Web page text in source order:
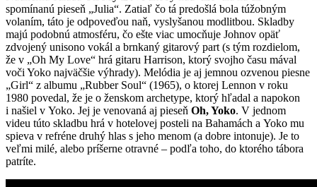
spomínanú pieseň „Julia“. Zatiaľ čo tá predošlá bola túžobným
volaním, táto je odpoveďou naň, vyslyšanou modlitbou. Skladby
majú podobnú atmosféru, čo ešte viac umocňuje Johnov opäť
zdvojený unisono vokál a brnkaný gitarový part (s tým rozdielom,
že v „Oh My Love“ hrá gitaru Harrison, ktorý svojho času mával
voči Yoko najväčšie výhrady). Melódia je aj jemnou ozvenou piesne
„Girl“ z albumu „Rubber Soul“ (1965), o ktorej Lennon v roku
1980 povedal, že je o ženskom archetype, ktorý hľadal a napokon
i našiel v Yoko. Jej je venovaná aj pieseň Oh, Yoko. V jednom
videu túto skladbu hrá v hotelovej posteli na Bahamách a Yoko mu
spieva v refréne druhý hlas s jeho menom (a dobre intonuje). Je to
veľmi milé, alebo príšerne otravné – podľa toho, do ktorého tábora
patríte.